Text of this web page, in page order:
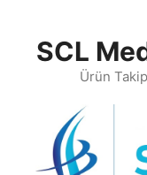
SCL
Ürün